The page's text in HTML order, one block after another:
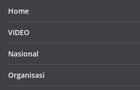
Home
VIDEO
Nasional
Organisasi